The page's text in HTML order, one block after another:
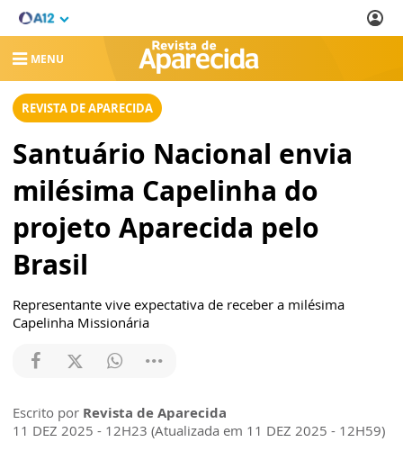
MENU
REVISTA DE APARECIDA
Santuário Nacional envia
milésima Capelinha do
projeto Aparecida pelo
Brasil
Representante vive expectativa de receber a milésima
Capelinha Missionária
Escrito por Revista de Aparecida
11 DEZ 2025 - 12H23 (Atualizada em 11 DEZ 2025 - 12H59)